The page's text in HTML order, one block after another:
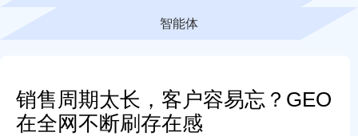
智能体
销售周期太长，客户容易忘？GEO
在全网不断刷存在感